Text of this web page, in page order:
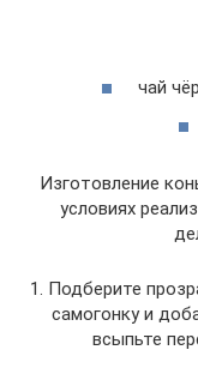
чай
Изготовление
условиях
1. Подберите
самогонку и
всыпьте